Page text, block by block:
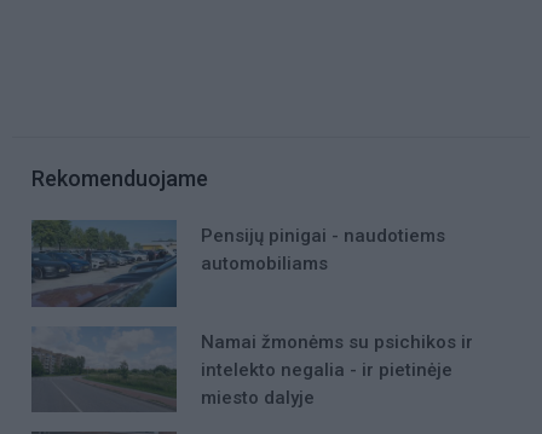
Rekomenduojame
Pensijų pinigai - naudotiems
automobiliams
Namai žmonėms su psichikos ir
intelekto negalia - ir pietinėje
miesto dalyje